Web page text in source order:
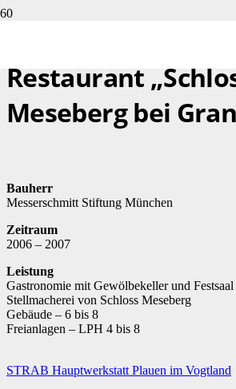
Restaurant
Meseberg bei
Bauherr
Messerschmitt Stiftung München
Zeitraum
2006 – 2007
Leistung
Gastronomie mit Gewölbekeller und
Stellmacherei von Schloss Meseberg
Gebäude – 6 bis 8
Freianlagen – LPH 4 bis 8
STRAB Hauptwerkstatt Plauen im Vogtland